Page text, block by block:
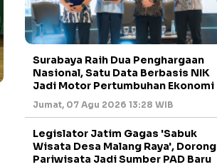
Surabaya Raih Dua Penghargaan
Nasional, Satu Data Berbasis NIK
Jadi Motor Pertumbuhan Ekonomi
Jumat, 07 Agu 2026 13:28 WIB
Legislator Jatim Gagas 'Sabuk
Wisata Desa Malang Raya', Dorong
Pariwisata Jadi Sumber PAD Baru